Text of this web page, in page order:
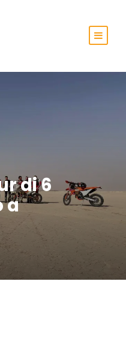
di 6
a